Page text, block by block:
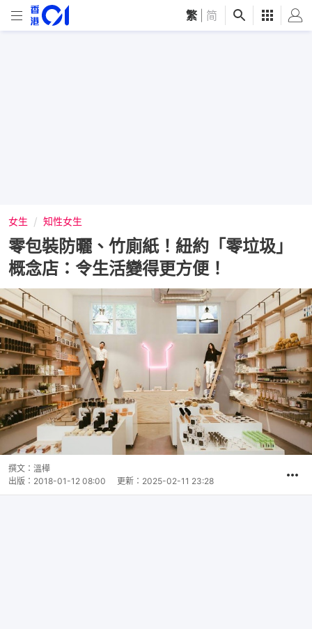
繁 简
女生 知性女生
零包裝防曬、竹廁紙！紐約「零垃圾」
概念店：令生活變得更方便！
撰文： 溫樺
出版： 2018-01-12 08:00 更新： 2025-02-11 23:28